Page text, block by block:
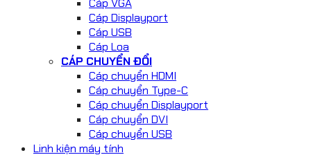
Cáp VGA
Cáp Displayport
Cáp USB
Cáp Loa
CÁP CHUYỂN ĐỔI
Cáp chuyển HDMI
Cáp chuyển Type-C
Cáp chuyển Displayport
Cáp chuyển DVI
Cáp chuyển USB
Linh kiện máy tính